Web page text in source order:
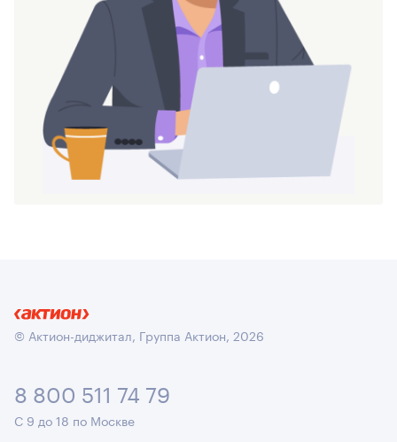
© Актион-диджитал, Группа Актион, 2026
8 800 511 74 79
С 9 до 18 по Москве